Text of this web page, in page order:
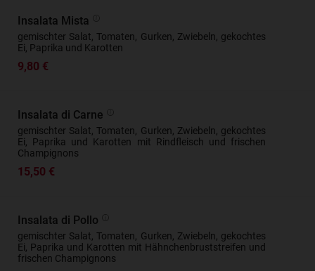
Insalata Mista
gemischter Salat, Tomaten, Gurken, Zwiebeln, gekochtes
Ei, Paprika und Karotten
9,80 €
Insalata di Carne
gemischter Salat, Tomaten, Gurken, Zwiebeln, gekochtes
Ei, Paprika und Karotten mit Rindfleisch und frischen
Champignons
15,50 €
Insalata di Pollo
gemischter Salat, Tomaten, Gurken, Zwiebeln, gekochtes
Ei, Paprika und Karotten mit Hähnchenbruststreifen und
frischen Champignons